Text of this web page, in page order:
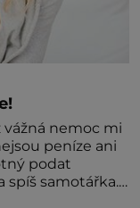
vážná nemoc mi
peníze ani
podat
spíš samotářka.